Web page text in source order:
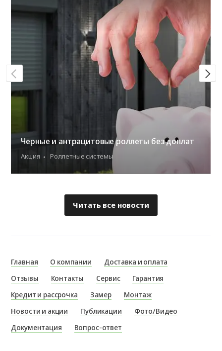
Черные и антрацитовые роллеты без доплат
Акция Роллетные системы
Читать все новости
Главная О компании
Доставка и оплата
Отзывы
Контакты Сервис
Гарантия
Кредит и рассрочка
Замер
Монтаж
Новости и акции
Публикации
Фото/Видео
Документация
Вопрос-ответ